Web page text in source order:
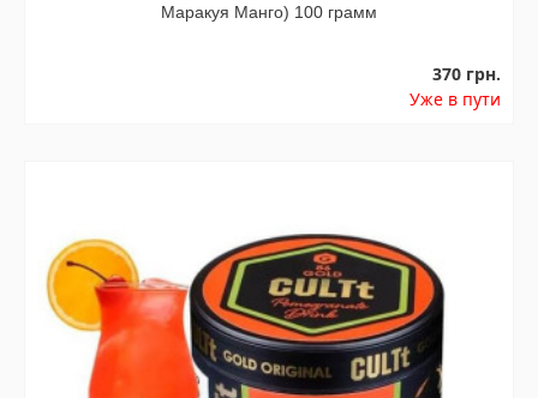
Маракуя Манго) 100 грамм
370 грн.
Уже в пути